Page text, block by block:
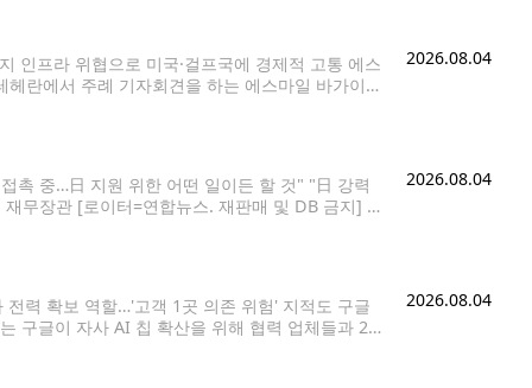
인프라 위협으로 미국·걸프국에 경제적 고통 에스
란에서 주례 기자회견을 하는 에스마일 바가이
2026.08.04
촉 중…日 지원 위한 어떤 일이든 할 것" "日 강력
무장관 [로이터=연합뉴스. 재판매 및 DB 금지] 스
2026.08.04
력 확보 역할…'고객 1곳 의존 위험' 지적도 구글
구글이 자사 AI 칩 확산을 위해 협력 업체들과 2천
2026.08.04